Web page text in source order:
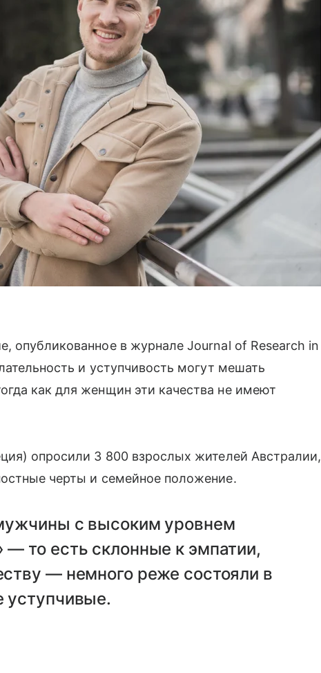
опубликованное в журнале Journal of Research in
и уступчивость могут мешать
как для женщин эти качества не имеют
опросили 3 800 взрослых жителей Австралии,
черты и семейное положение.
с высоким уровнем
— то есть склонные к эмпатии,
— немного реже состояли в
уступчивые.